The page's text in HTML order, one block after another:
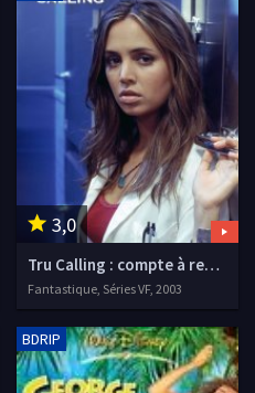
3,0
Tru Calling : compte à rebours
Fantastique, Séries VF, 2003
BDRIP